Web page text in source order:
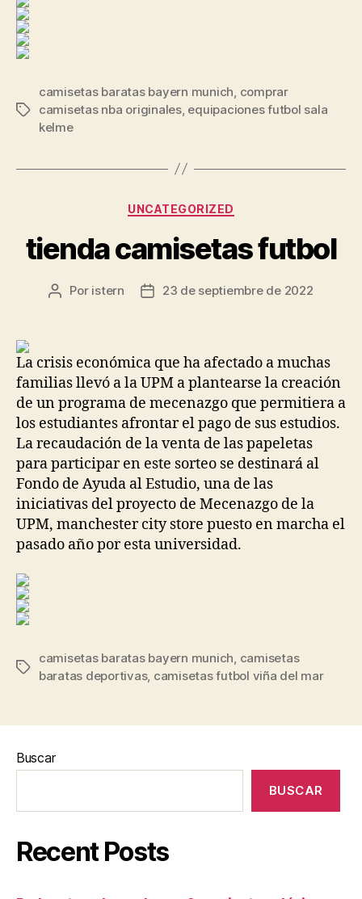
Etiquetas
camisetas baratas bayern munich comprar
camisetas nba originales, equipaciones futbol sala
kelme
Categorías
UNCATEGORIZED
tienda camisetas futbol
Autor
Por istern
Fecha23 de septiembre de 2022
La crisis económica que ha afectado a muchas
familias llevó a la UPM a plantearse la creación
de un programa de mecenazgo que permitiera a
los estudiantes afrontar el pago de sus estudios.
La recaudación de la venta de las papeletas
para participar en este sorteo se destinará al
Fondo de Ayuda al Estudio, una de las
iniciativas del proyecto de Mecenazgo de la
UPM, manchester city store puesto en marcha el
pasado año por esta universidad.
Etiquetas
camisetas baratas bayern munich camisetas
baratas deportivas, camisetas futbol viña del mar
Buscar
BUSCAR
Recent Posts